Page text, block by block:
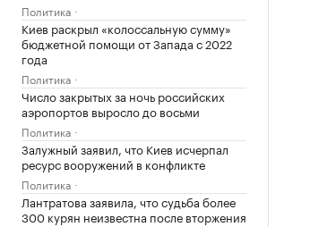
Политика
Киев раскрыл «колоссальную сумму»
бюджетной помощи от Запада с 2022
года
Политика
Число закрытых за ночь российских
аэропортов выросло до восьми
Политика
Залужный заявил, что Киев исчерпал
ресурс вооружений в конфликте
Политика
Лантратова заявила, что судьба более
300 курян неизвестна после вторжения